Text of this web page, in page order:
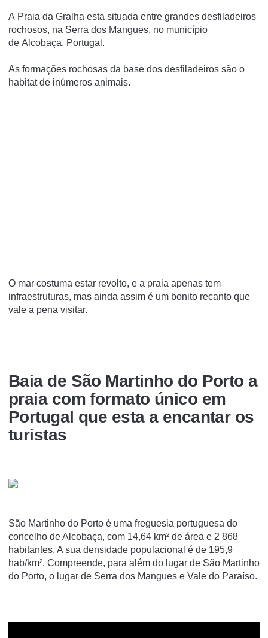
A Praia da Gralha esta situada entre grandes desfiladeiros
rochosos, na Serra dos Mangues, no município
de Alcobaça, Portugal.
As formações rochosas da base dos desfiladeiros são o
habitat de inúmeros animais.
O mar costuma estar revolto, e a praia apenas tem
infraestruturas, mas ainda assim é um bonito recanto que
vale a pena visitar.
Baia de São Martinho do Porto a
praia com formato único em
Portugal que esta a encantar os
turistas
São Martinho do Porto é uma freguesia portuguesa do
concelho de Alcobaça, com 14,64 km² de área e 2 868
habitantes. A sua densidade populacional é de 195,9
hab/km². Compreende, para além do lugar de São Martinho
do Porto, o lugar de Serra dos Mangues e Vale do Paraíso.